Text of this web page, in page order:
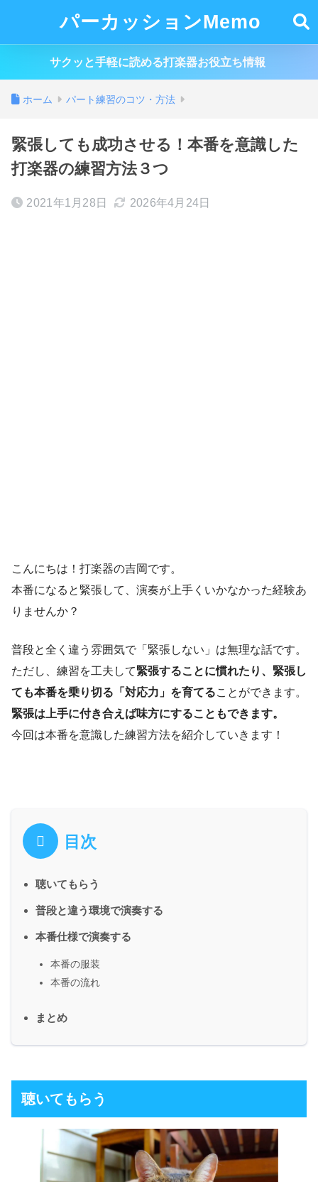
パーカッションMemo
サクッと手軽に読める打楽器お役立ち情報
ホーム パート練習のコツ・方法
緊張しても成功させる！本番を意識した
打楽器の練習方法３つ
2021年1月28日 2026年4月24日
こんにちは！打楽器の吉岡です。
本番になると緊張して、演奏が上手くいかなかった経験あ
りませんか？
普段と全く違う雰囲気で「緊張しない」は無理な話です。
ただし、練習を工夫して緊張することに慣れたり、緊張し
ても本番を乗り切る「対応力」を育てることができます。
緊張は上手に付き合えば味方にすることもできます。
今回は本番を意識した練習方法を紹介していきます！
目次
聴いてもらう
普段と違う環境で演奏する
本番仕様で演奏する
本番の服装
本番の流れ
まとめ
聴いてもらう